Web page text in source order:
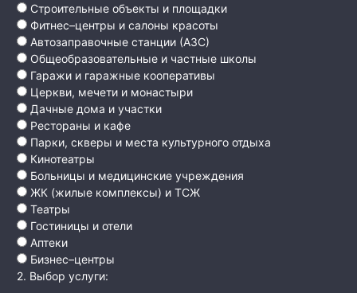
Строительные объекты и площадки
Фитнес–центры и салоны красоты
Автозаправочные станции (АЗС)
Общеобразовательные и частные школы
Гаражи и гаражные кооперативы
Церкви, мечети и монастыри
Дачные дома и участки
Рестораны и кафе
Парки, скверы и места культурного отдыха
Кинотеатры
Больницы и медицинские учреждения
ЖК (жилые комплексы) и ТСЖ
Театры
Гостиницы и отели
Аптеки
Бизнес–центры
2. Выбор услуги: